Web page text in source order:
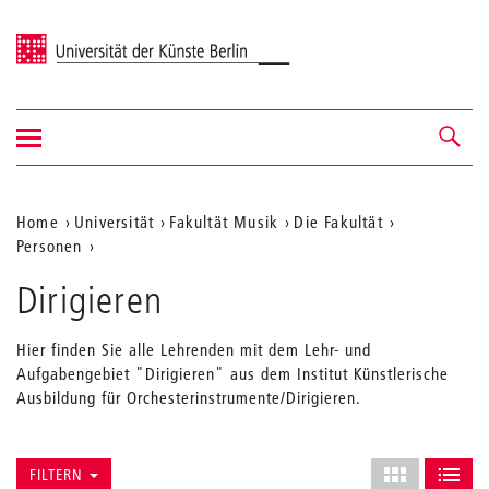
Universität der Künste Berlin
Navigation &
Suche
Navigation
ein-/ausblenden
Aktuelle
Position
auf
Webseite
Home Universität Fakultät Musik
Die Fakultät
Personen
Dirigieren
Hier finden Sie alle Lehrenden mit dem Lehr- und
Aufgabengebiet "Dirigieren" aus dem Institut Künstlerische
Ausbildung für Orchesterinstrumente/Dirigieren.
Layout
FILTERN